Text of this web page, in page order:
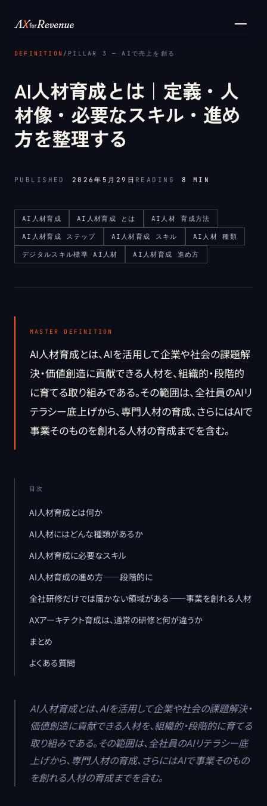
DEFINITION / PILLAR 3 ─ AIで売上を創る
AI人材育成とは｜定義・人
材像・必要なスキル・進め
方を整理する
PUBLISHED 2026年5月29日 READING 8 MIN
AI人材育成 AI人材育成 とは AI人材 育成方法
AI人材育成 ステップ AI人材育成 スキル AI人材 種類
デジタルスキル標準 AI人材 AI人材育成 進め方
MASTER DEFINITION
AI人材育成とは、AIを活用して企業や社会の課題解
決・価値創造に貢献できる人材を、組織的・段階的
に育てる取り組みである。その範囲は、全社員のAIリ
テラシー底上げから、専門人材の育成、さらにはAIで
事業そのものを創れる人材の育成までを含む。
目次
AI人材育成とは何か
AI人材にはどんな種類があるか
AI人材育成に必要なスキル
AI人材育成の進め方――段階的に
全社研修だけでは届かない領域がある――事業を創れる人材
AXアーキテクト育成は、通常の研修と何が違うか
まとめ
よくある質問
AI人材育成とは、AIを活用して企業や社会の課題解決・
価値創造に貢献できる人材を、組織的・段階的に育てる
取り組みである。その範囲は、全社員のAIリテラシー底
上げから、専門人材の育成、さらにはAIで事業そのもの
を創れる人材の育成までを含む。